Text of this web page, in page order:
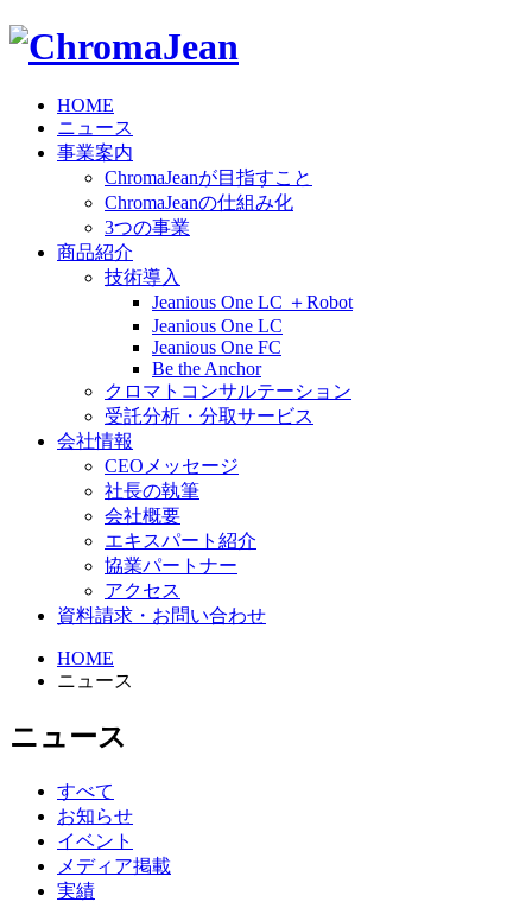
HOME
ニュース
事業案内
ChromaJeanが目指すこと
ChromaJeanの仕組み化
3つの事業
商品紹介
技術導入
Jeanious One LC ＋Robot
Jeanious One LC
Jeanious One FC
Be the Anchor
クロマトコンサルテーション
受託分析・分取サービス
会社情報
CEOメッセージ
社長の執筆
会社概要
エキスパート紹介
協業パートナー
アクセス
資料請求・お問い合わせ
HOME
ニュース
ニュース
すべて
お知らせ
イベント
メディア掲載
実績